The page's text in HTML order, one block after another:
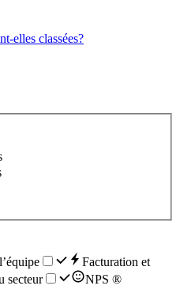
elles classées?
Facturation et
secteur
NPS ®